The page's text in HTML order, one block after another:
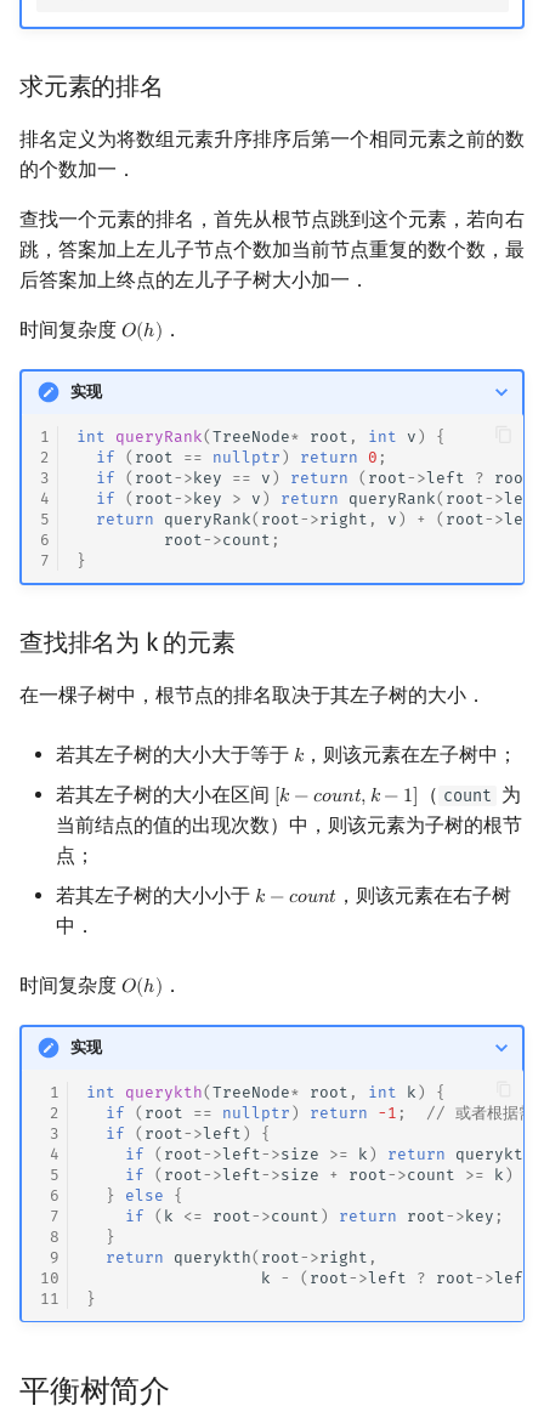
求元素的排名
排名定义为将数组元素升序排序后第一个相同元素之前的数
的个数加一．
查找一个元素的排名，首先从根节点跳到这个元素，若向右
跳，答案加上左儿子节点个数加当前节点重复的数个数，最
后答案加上终点的左儿子子树大小加一．
时间复杂度 𝑂(ℎ)
O(h) ．
实现
1
2
3
4
5
6
7
int queryRank(TreeNode* root , int v )
{
if
( root == nullptr ) return 0 ;
if
( root->key == v ) return ( root->left ? root
if
( root->key > v ) return queryRank( root->left
return
queryRank( root->right , v ) + ( root->left
root->count ;
}
查找排名为 k 的元素
在一棵子树中，根节点的排名取决于其左子树的大小．
若其左子树的大小大于等于 𝑘
k ，则该元素在左子树中；
若其左子树的大小在区间 [𝑘 −𝑐𝑜𝑢𝑛𝑡, 𝑘− 1]
k −count,k− 1] （ count 为
当前结点的值的出现次数）中，则该元素为子树的根节
点；
若其左子树的大小小于 𝑘 −𝑐𝑜𝑢𝑛𝑡
k−count
，则该元素在右子树
中．
时间复杂度 𝑂(ℎ)
O(h) ．
实现
1
2
3
4
5
6
7
8
9
10
11
int querykth(TreeNode* root , int k )
{
if
( root == nullptr ) return -1 ;
// 或者根据需
if
( root->left )
{
if
( root->left->size >= k ) return querykth
if
( root->left->size + root->count >= k )
}
else
{
if
( k <= root->count ) return root->key ;
}
return
querykth( root->right ,
k
- ( root->left ? root->left
}
平衡树简介